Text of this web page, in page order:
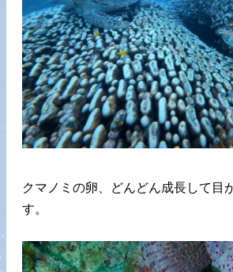
クマノミの卵、どんどん成長して目
す。